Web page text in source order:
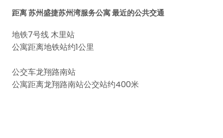
距离 苏州盛捷苏州湾服务公寓 最近的公共交通
地铁7号线 木里站
公寓距离地铁站约1公里
公交车龙翔路南站
公寓距离龙翔路南站公交站约400米